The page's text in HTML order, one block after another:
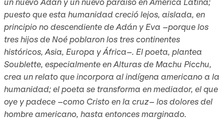
puesto que esta humanidad creció lejos, aislada, en
principio no descendiente de Adán y Eva –porque los
tres hijos de Noé poblaron los tres continentes
históricos, Asia, Europa y África–. El poeta, plantea
Soublette, especialmente en Alturas de Machu Picchu,
crea un relato que incorpora al indígena americano a la
humanidad; el poeta se transforma en mediador, el que
oye y padece –como Cristo en la cruz– los dolores del
hombre americano, hasta entonces marginado.